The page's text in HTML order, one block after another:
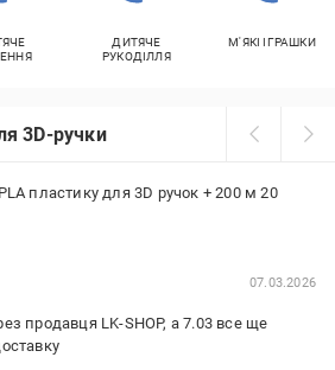
ДИТЯЧЕ
РУКОДІЛЛЯ
М'ЯКІ ІГРАШКИ
3D-ручки
пластику для 3D ручок + 200 м 20
07.03.2026
продавця LK-SHOP, а 7.03 все ще